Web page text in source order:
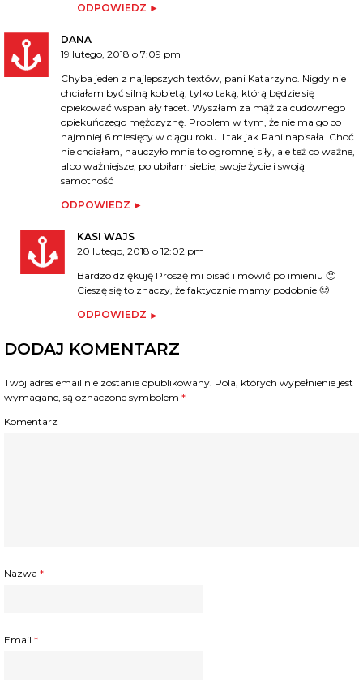
ODPOWIEDZ
DANA
19 lutego, 2018 o 7:09 pm
Chyba jeden z najlepszych textów, pani Katarzyno. Nigdy nie
chciałam być silną kobietą, tylko taką, którą będzie się
opiekować wspaniały facet. Wyszłam za mąż za cudownego
opiekuńczego mężczyznę. Problem w tym, że nie ma go co
najmniej 6 miesięcy w ciągu roku. I tak jak Pani napisała. Choć
nie chciałam, nauczyło mnie to ogromnej siły, ale też co ważne,
albo ważniejsze, polubiłam siebie, swoje życie i swoją
samotność
ODPOWIEDZ
KASI WAJS
20 lutego, 2018 o 12:02 pm
Bardzo dziękuję Proszę mi pisać i mówić po imieniu 🙂
Cieszę się to znaczy, że faktycznie mamy podobnie 🙂
ODPOWIEDZ
DODAJ KOMENTARZ
Twój adres email nie zostanie opublikowany. Pola, których wypełnienie jest
wymagane, są oznaczone symbolem *
Komentarz
Nazwa *
Email *